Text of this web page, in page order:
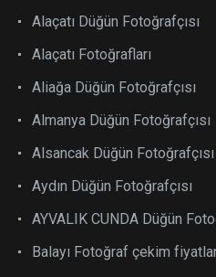
Alaçatı Düğün Fotoğrafçısı
Alaçatı Fotoğrafları
Aliağa Düğün Fotoğrafçısı
Almanya Düğün Fotoğrafçısı
Alsancak Düğün Fotoğrafçısı
Aydın Düğün Fotoğrafçısı
AYVALIK CUNDA Düğün
Balayı Fotoğraf çekim